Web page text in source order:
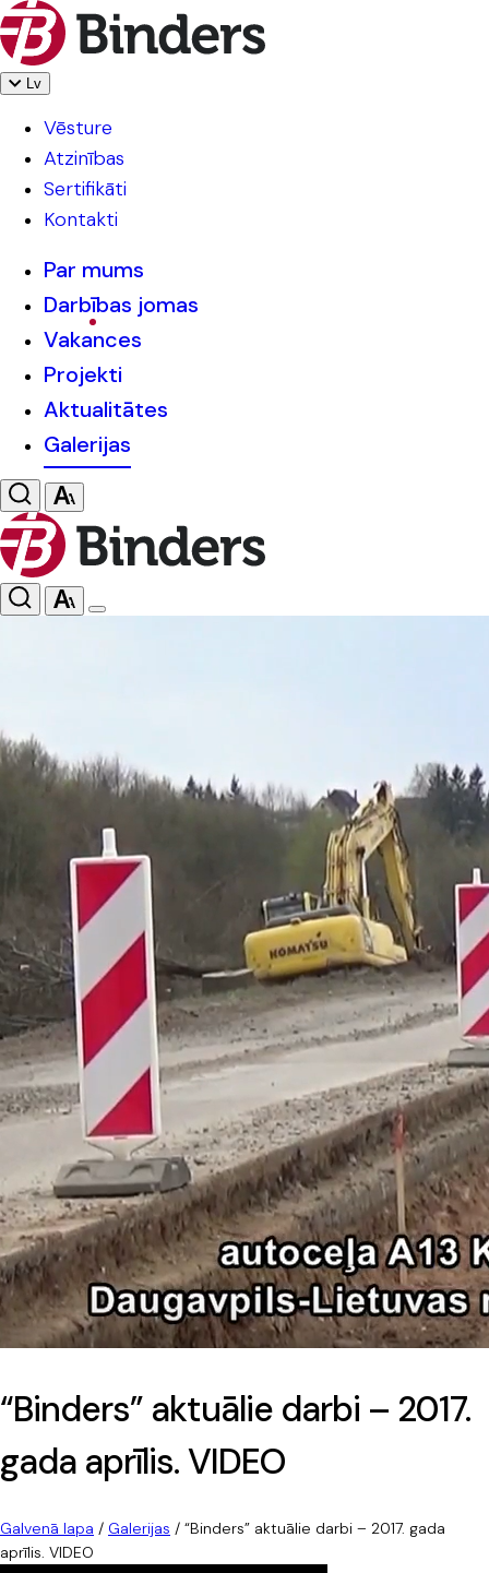
Lv
Vēsture
Atzinības
Sertifikāti
Kontakti
Par mums
Darbības jomas
Vakances
Projekti
Aktualitātes
Galerijas
“Binders” aktuālie darbi – 2017.
gada aprīlis. VIDEO
Galvenā lapa / Galerijas / “Binders” aktuālie darbi – 2017. gada
aprīlis. VIDEO